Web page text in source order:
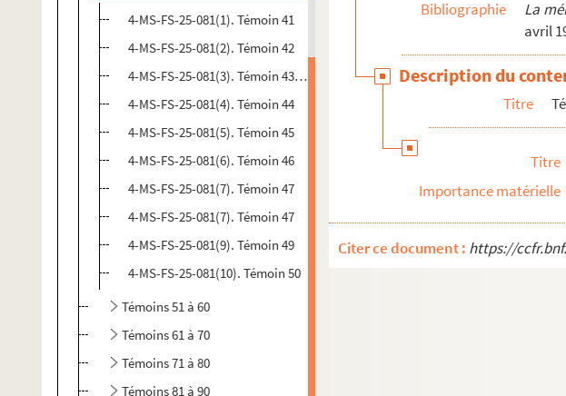
4-MS-FS-25-081(1). Témoin 41
4-MS-FS-25-081(2). Témoin 42
4-MS-FS-25-081(3). Témoin 43, "Souvenirs d'un père capucin"
4-MS-FS-25-081(4). Témoin 44
4-MS-FS-25-081(5). Témoin 45
4-MS-FS-25-081(6). Témoin 46
4-MS-FS-25-081(7). Témoin 47
4-MS-FS-25-081(7). Témoin 47
4-MS-FS-25-081(9). Témoin 49
4-MS-FS-25-081(10). Témoin 50
Témoins 51 à 60
Témoins 61 à 70
Témoins 71 à 80
Témoins 81 à 90
Bibliographie
La
avril
Description du
Titre
Titre
Importance matérielle
Citer ce document : https://